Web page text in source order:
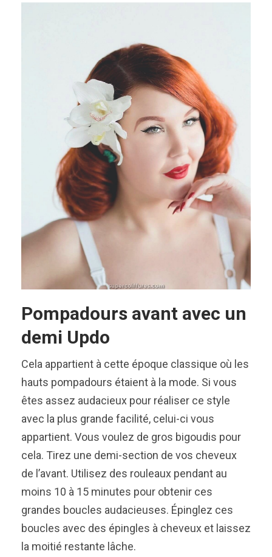
Pompadours avant avec un
demi Updo
Cela appartient à cette époque classique où les
hauts pompadours étaient à la mode. Si vous
êtes assez audacieux pour réaliser ce style
avec la plus grande facilité, celui-ci vous
appartient. Vous voulez de gros bigoudis pour
cela. Tirez une demi-section de vos cheveux
de l’avant. Utilisez des rouleaux pendant au
moins 10 à 15 minutes pour obtenir ces
grandes boucles audacieuses. Épinglez ces
boucles avec des épingles à cheveux et laissez
la moitié restante lâche.